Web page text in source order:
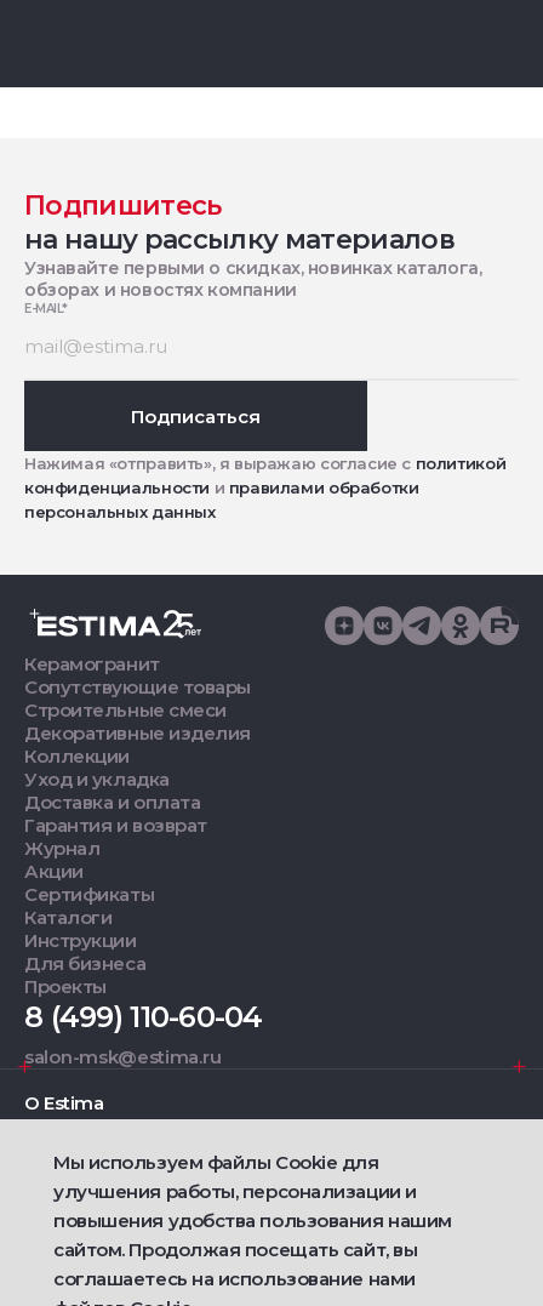
Подпишитесь
на нашу рассылку материалов
Узнавайте первыми о скидках, новинках каталога,
обзорах и новостях компании
E-MAIL*
Подписаться
Нажимая «отправить», я выражаю согласие с политикой
конфиденциальности и правилами обработки
персональных данных
Керамогранит
Сопутствующие товары
Строительные смеси
Декоративные изделия
Коллекции
Уход и укладка
Доставка и оплата
Гарантия и возврат
Журнал
Акции
Сертификаты
Каталоги
Инструкции
Для бизнеса
Проекты
8 (499) 110-60-04
salon-msk@estima.ru
О Estima
Дизайнерам
Фирменные салоны
2021 — 2026 © Estima
Мы используем файлы Cookie для
улучшения работы, персонализации и
повышения удобства пользования нашим
сайтом. Продолжая посещать сайт, вы
соглашаетесь на использование нами